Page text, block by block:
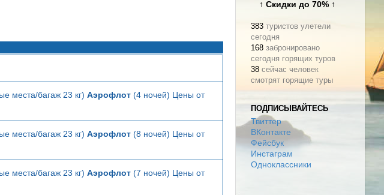
места/багаж 23 кг) Аэрофлот (4 ночей) Цены от
места/багаж 23 кг) Аэрофлот (8 ночей) Цены от
места/багаж 23 кг) Аэрофлот (7 ночей) Цены от
↑ Скидки до 70% ↑
383 туристов улетели
сегодня
168 забронировано
сегодня горящих туров
38 сейчас человек
смотрят горящие туры
ПОДПИСЫВАЙТЕСЬ
Твиттер
ВКонтакте
Фейсбук
Инстаграм
Одноклассники